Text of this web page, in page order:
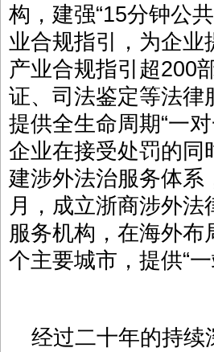
构，建强“15分钟公
业合规指引，为企业
产业合规指引超200
证、司法鉴定等法律
提供全生命周期“一
企业在接受处罚的同
建涉外法治服务体系
月，成立浙商涉外
服务机构，在海外
个主要城市，提供“
经过二十年的持续